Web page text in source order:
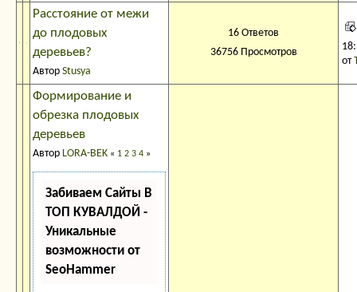
Расстояние от межи
до плодовых
деревьев?
Автор Stusya
16 Ответов
36756 Просмотров
от
Формирование и
обрезка плодовых
деревьев
Автор LORA-BEK « 1 2 3 4 »
Забиваем Сайты В
ТОП КУВАЛДОЙ -
Уникальные
возможности от
SeoHammer